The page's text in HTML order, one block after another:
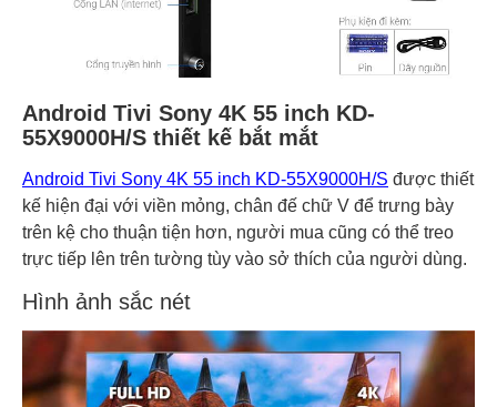
Android Tivi Sony 4K 55 inch KD-
55X9000H/S thiết kế bắt mắt
Android Tivi Sony 4K 55 inch KD-55X9000H/S được thiết
kế hiện đại với viền mỏng, chân đế chữ V để trưng bày
trên kệ cho thuận tiện hơn, người mua cũng có thể treo
trực tiếp lên trên tường tùy vào sở thích của người dùng.
Hình ảnh sắc nét